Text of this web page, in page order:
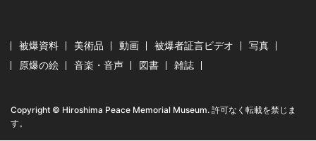
被爆資料 美術品 動画 被爆者証言ビデオ
写真
原爆の絵
音楽・音声 図書 雑誌
Copyright © Hiroshima Peace Memorial Museum. 許可なく転載を禁じま
す。